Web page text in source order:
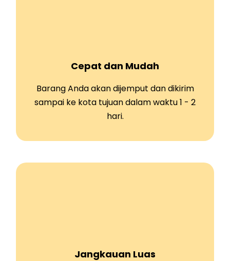
Cepat dan Mudah
Barang Anda akan dijemput dan dikirim
sampai ke kota tujuan dalam waktu 1 - 2
hari.
Jangkauan Luas